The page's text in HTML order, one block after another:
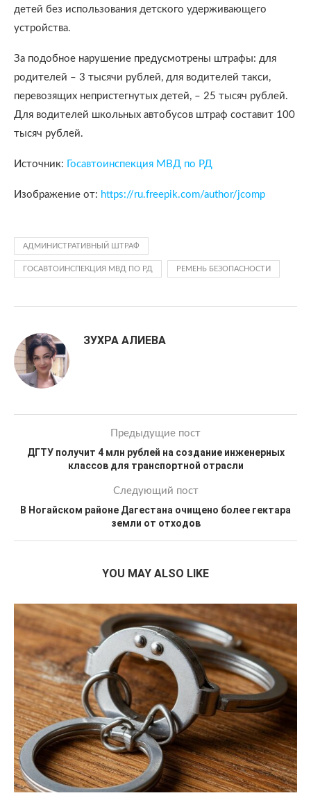
детей без использования детского удерживающего
устройства.
За подобное нарушение предусмотрены штрафы: для
родителей – 3 тысячи рублей, для водителей такси,
перевозящих непристегнутых детей, – 25 тысяч рублей.
Для водителей школьных автобусов штраф составит 100
тысяч рублей.
Источник: Госавтоинспекция МВД по РД
Изображение от: https://ru.freepik.com/author/jcomp
АДМИНИСТРАТИВНЫЙ ШТРАФ
ГОСАВТОИНСПЕКЦИЯ МВД ПО РД РЕМЕНЬ БЕЗОПАСНОСТИ
ЗУХРА АЛИЕВА
Предыдущие пост
ДГТУ получит 4 млн рублей на создание инженерных
классов для транспортной отрасли
Следующий пост
В Ногайском районе Дагестана очищено более гектара
земли от отходов
YOU MAY ALSO LIKE